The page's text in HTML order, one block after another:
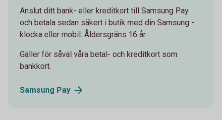
Anslut ditt bank- eller kreditkort till Samsung Pay
och betala sedan säkert i butik med din Samsung -
klocka eller mobil. Åldersgräns 16 år.
Gäller för såväl våra betal- och kreditkort som
bankkort.
Samsung Pay